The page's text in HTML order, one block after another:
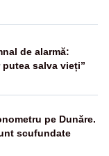
de alarmă:
putea salva vieți”
pe Dunăre.
scufundate